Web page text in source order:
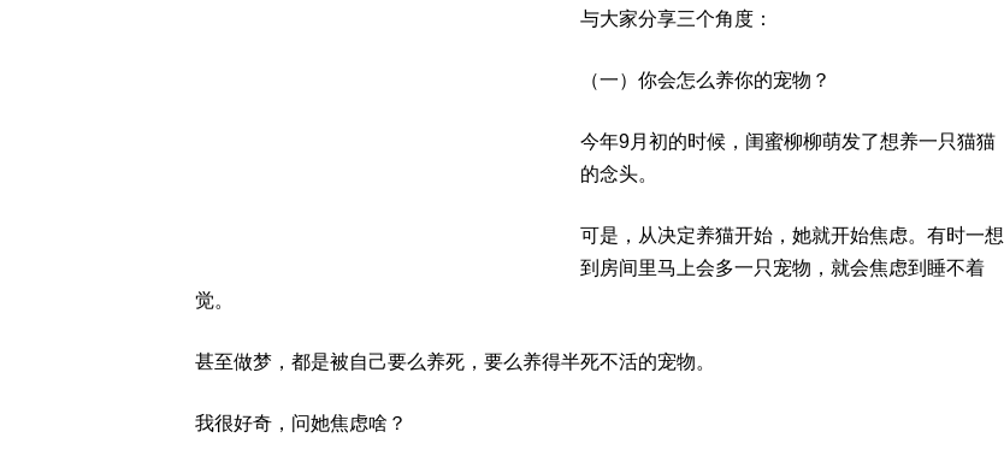
与大家分享三个角度：
（一）你会怎么养你的宠物？
今年9月初的时候，闺蜜柳柳萌发了想养一只猫猫
的念头。
可是，从决定养猫开始，她就开始焦虑。有时一想
到房间里马上会多一只宠物，就会焦虑到睡不着
觉。
甚至做梦，都是被自己要么养死，要么养得半死不活的宠物。
我很好奇，问她焦虑啥？